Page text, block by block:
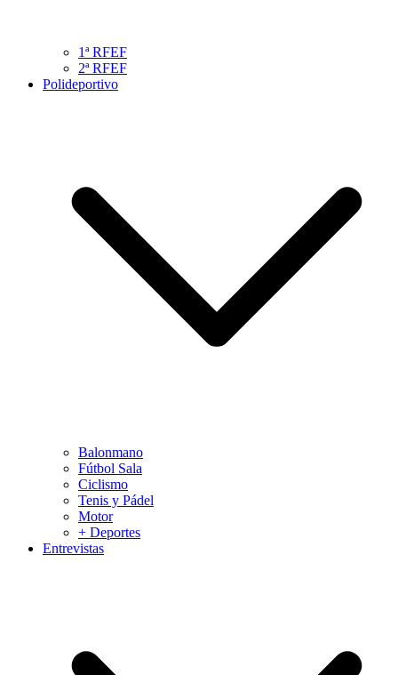
1ª RFEF
2ª RFEF
Polideportivo
Balonmano
Fútbol Sala
Ciclismo
Tenis y Pádel
Motor
+ Deportes
Entrevistas